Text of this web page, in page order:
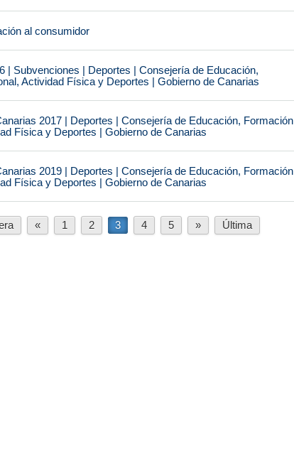
al consumidor
| Subvenciones | Deportes | Consejería de Educación,
Actividad Física y Deportes | Gobierno de Canarias
2017 | Deportes | Consejería de Educación, Formación
Física y Deportes | Gobierno de Canarias
2019 | Deportes | Consejería de Educación, Formación
Física y Deportes | Gobierno de Canarias
« 1 2 3 4 5 » Última